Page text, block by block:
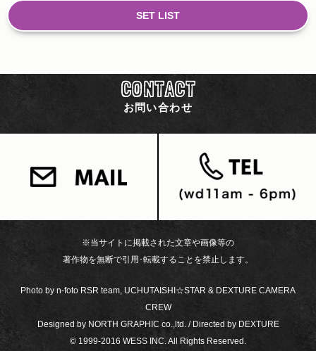
SET LIST
CONTACT
お問い合わせ
※当サイトに掲載された文章や画像等の
著作物を無断で引用･転載することを禁止します。
Photo by n-foto RSR team, UCHUTAISHI☆STAR & DEXTURE CAMERA
CREW
Designed by NORTH GRAPHIC co.,ltd. / Directed by DEXTURE
© 1999-2016 WESS INC. All Rights Reserved.